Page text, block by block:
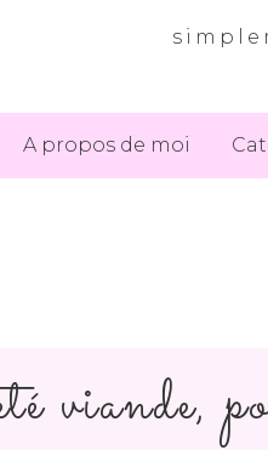
A propos de moi
viande,